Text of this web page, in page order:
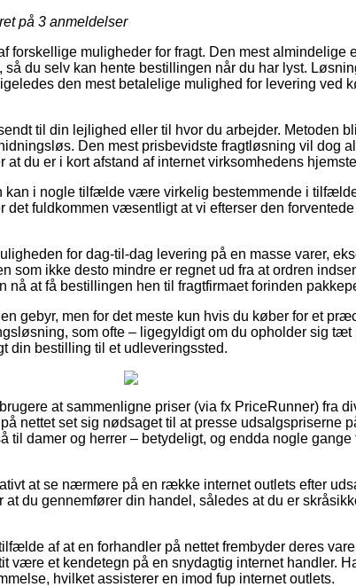
på 3 anmeldelser
forskellige muligheder for fragt. Den mest almindelige
du selv kan hente bestillingen når du har lyst.
den mest betalelige mulighed for levering ved
til din lejlighed eller til hvor du arbejder. Metoden
Den mest prisbevidste fragtløsning vil dog
du er i kort afstand af internet virksomhedens
kan i nogle tilfælde være virkelig bestemmende i
det fuldkommen væsentligt at vi efterser den
for dag-til-dag levering på en masse varer,
som ikke desto mindre er regnet ud fra at ordren
nå at få bestillingen hen til fragtfirmaet forinden
gebyr, men for det meste kun hvis du køber for et
som ofte – ligegyldigt om du opholder sig tæt
din bestilling til et udleveringssted.
at sammenligne priser (via fx PriceRunner) fra
nettet set sig nødsaget til at presse udsalgspriserne
til damer og herrer – betydeligt, og endda nogle gange
at se nærmere på en række internet outlets efter
du gennemfører din handel, således at du er
af at en forhandler på nettet frembyder deres
være et kendetegn på en snydagtig internet handler.
hvilket assisterer en imod fup internet outlets.